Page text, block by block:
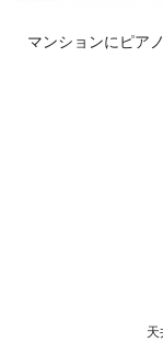
マンションにピア
天